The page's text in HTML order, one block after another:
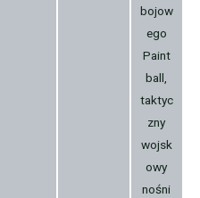
bojow
ego
Paint
ball,
taktyc
zny
wojsk
owy
nośni